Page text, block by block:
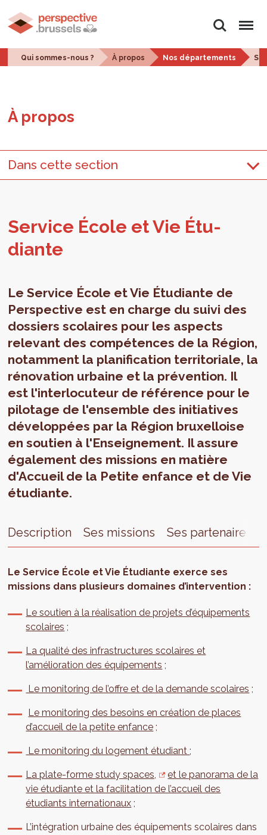
Rechercher
Menu
Qui sommes-nous ? À propos Nos départements
À pro­pos
Dans cette section
Ser­vice École et Vie Étu­
diante
Le Service École et Vie Étudiante de
Perspective est en charge du suivi des
dossiers scolaires pour les aspects
relevant des compétences de la Région,
notamment la planification territoriale, la
rénovation urbaine et la prévention. Il
est l'interlocuteur de référence pour le
pilotage de l'ensemble des initiatives
développées par la Région bruxelloise
en soutien à l'Enseignement. Il assure
également des missions en matière
d'Accueil de la Petite enfance et de Vie
étudiante.
Description Ses missions Ses partenaires
Le Service École et Vie Étudiante exerce ses
missions dans plusieurs domaines d’intervention :
Le soutien à la réalisation de projets d’équipements
scolaires ;
La qualité des infrastructures scolaires et
l’amélioration des équipements ;
Le monitoring de l’offre et de la demande scolaires ;
Le monitoring des besoins en création de places
d’accueil de la petite enfance ;
Le monitoring du logement étudiant;
La plate-forme study spaces,
et le panorama de la
vie étudiante et la facilitation de l’accueil des
étudiants internationaux ;
L’intégration urbaine des équipements scolaires dans